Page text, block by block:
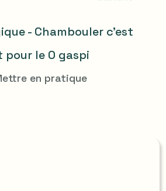
- Chambouler c'est
le 0 gaspi
en pratique